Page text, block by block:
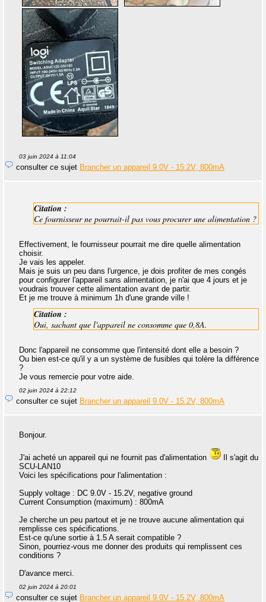
03 juin 2024 à 11:04
consulter ce sujet Brancher un appareil 9.0V - 15.2V, 800mA
Citation :
Ce fournisseur ne pourrait-il pas vous procurer une alimentation ?
Effectivement, le fournisseur pourrait me dire quelle alimentation
choisir.
Je vais les appeler.
Mais je suis un peu dans l'urgence, je dois profiter de mes congés
pour configurer l'appareil sans alimentation, je n'ai que 4 jours et je
voudrais trouver cette alimentation avant de partir.
Et je me trouve à minimum 1h d'une grande ville !
Citation :
Oui, sachant que l'appareil ne consomme que 0,8A.
Donc l'appareil ne consomme que l'intensité dont elle a besoin ?
Ou bien est-ce qu'il y a un système de fusibles qui tolère la différence
?
Je vous remercie pour votre aide.
02 juin 2024 à 22:12
consulter ce sujet Brancher un appareil 9.0V - 15.2V, 800mA
Bonjour.
J'ai acheté un appareil qui ne fournit pas d'alimentation
Il s'agit du
SCU-LAN10
Voici les spécifications pour l'alimentation :
Supply voltage : DC 9.0V - 15.2V, negative ground
Current Consumption (maximum) : 800mA
Je cherche un peu partout et je ne trouve aucune alimentation qui
remplisse ces spécifications.
Est-ce qu'une sortie à 1.5 A serait compatible ?
Sinon, pourriez-vous me donner des produits qui remplissent ces
conditions ?
D'avance merci.
02 juin 2024 à 20:01
consulter ce sujet Brancher un appareil 9.0V - 15.2V, 800mA